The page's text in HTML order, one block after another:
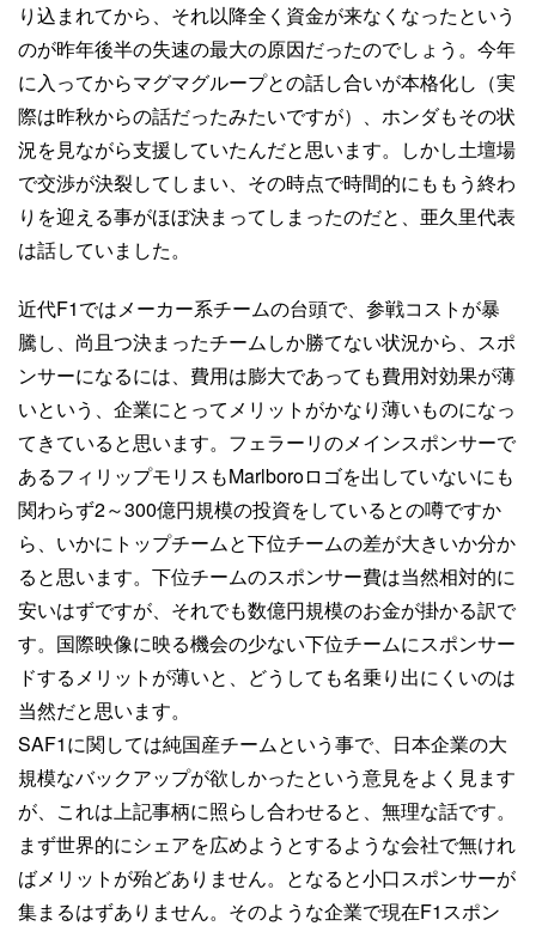
り込まれてから、それ以降全く資金が来なくなったという
のが昨年後半の失速の最大の原因だったのでしょう。今年
に入ってからマグマグループとの話し合いが本格化し（実
際は昨秋からの話だったみたいですが）、ホンダもその状
況を見ながら支援していたんだと思います。しかし土壇場
で交渉が決裂してしまい、その時点で時間的にももう終わ
りを迎える事がほぼ決まってしまったのだと、亜久里代表
は話していました。
近代F1ではメーカー系チームの台頭で、参戦コストが暴
騰し、尚且つ決まったチームしか勝てない状況から、スポ
ンサーになるには、費用は膨大であっても費用対効果が薄
いという、企業にとってメリットがかなり薄いものになっ
てきていると思います。フェラーリのメインスポンサーで
あるフィリップモリスもMarlboroロゴを出していないにも
関わらず2～300億円規模の投資をしているとの噂ですか
ら、いかにトップチームと下位チームの差が大きいか分か
ると思います。下位チームのスポンサー費は当然相対的に
安いはずですが、それでも数億円規模のお金が掛かる訳で
す。国際映像に映る機会の少ない下位チームにスポンサー
ドするメリットが薄いと、どうしても名乗り出にくいのは
当然だと思います。
SAF1に関しては純国産チームという事で、日本企業の大
規模なバックアップが欲しかったという意見をよく見ます
が、これは上記事柄に照らし合わせると、無理な話です。
まず世界的にシェアを広めようとするような会社で無けれ
ばメリットが殆どありません。となると小口スポンサーが
集まるはずありません。そのような企業で現在F1スポン